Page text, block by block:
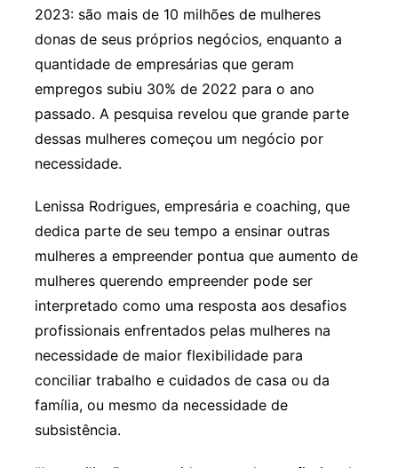
2023: são mais de 10 milhões de mulheres
donas de seus próprios negócios, enquanto a
quantidade de empresárias que geram
empregos subiu 30% de 2022 para o ano
passado. A pesquisa revelou que grande parte
dessas mulheres começou um negócio por
necessidade.
Lenissa Rodrigues, empresária e coaching, que
dedica parte de seu tempo a ensinar outras
mulheres a empreender pontua que aumento de
mulheres querendo empreender pode ser
interpretado como uma resposta aos desafios
profissionais enfrentados pelas mulheres na
necessidade de maior flexibilidade para
conciliar trabalho e cuidados de casa ou da
família, ou mesmo da necessidade de
subsistência.